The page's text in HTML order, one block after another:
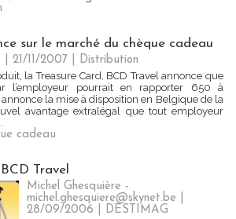
sur le marché du chèque cadeau
21/11/2007
Distribution
la Treasure Card, BCD Travel annonce que
l’employeur pourrait en rapporter 650 à
annonce la mise à disposition en Belgique de la
avantage extralégal que tout employeur
cadeau
Travel
Michel Ghesquière -
michel.ghesquiere@skynet.be |
28/09/2006
DESTIMAG